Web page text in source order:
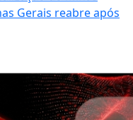
Gerais reabre após